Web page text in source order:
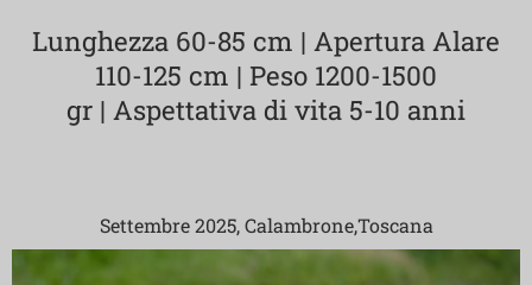
Lunghezza 60-85 cm | Apertura Alare
110-125 cm | Peso 1200-1500
gr | Aspettativa di vita 5-10 anni
Settembre 2025, Calambrone,Toscana